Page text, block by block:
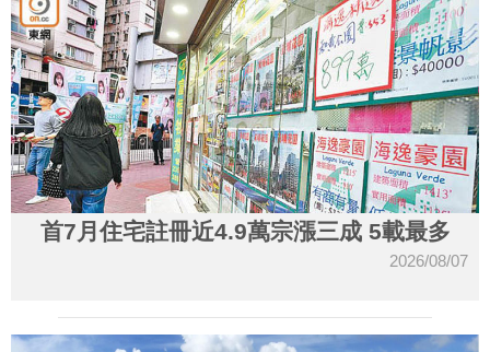
首7月住宅註冊近4.9萬宗漲三成 5載最多
2026/08/07